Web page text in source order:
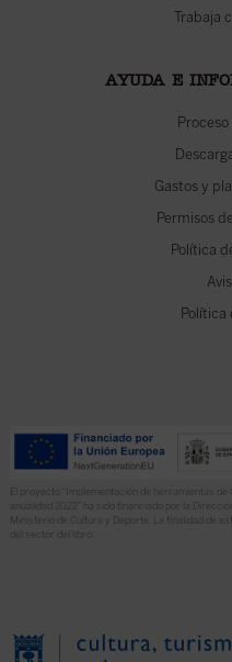
Trabaja
AYUDA E
Gastos y
Permisos
Política
Política
El proyecto “Implementación de herramientas
anualidad 2022” ha sido financiado por la
Ministerio de Cultura y Deporte. La finalidad de
del sector del libro.